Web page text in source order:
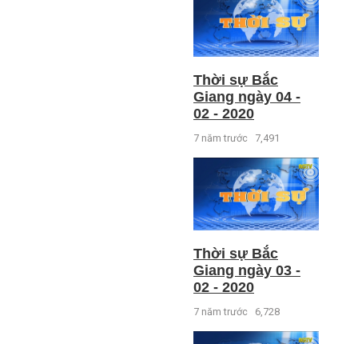
Thời sự Bắc
Giang ngày 04 -
02 - 2020
7 năm trước 7,491
Thời sự Bắc
Giang ngày 03 -
02 - 2020
7 năm trước 6,728